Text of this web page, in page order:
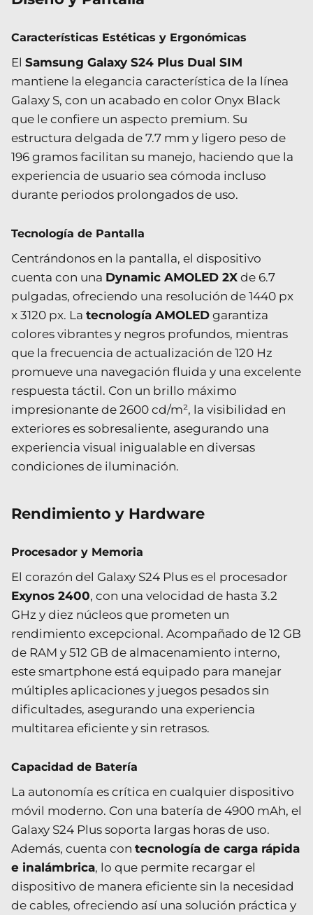
Características Estéticas y Ergonómicas
El Samsung Galaxy S24 Plus Dual SIM
mantiene la elegancia característica de la línea
Galaxy S, con un acabado en color Onyx Black
que le confiere un aspecto premium. Su
estructura delgada de 7.7 mm y ligero peso de
196 gramos facilitan su manejo, haciendo que la
experiencia de usuario sea cómoda incluso
durante periodos prolongados de uso.
Tecnología de Pantalla
Centrándonos en la pantalla, el dispositivo
cuenta con una Dynamic AMOLED 2X de 6.7
pulgadas, ofreciendo una resolución de 1440 px
x 3120 px. La tecnología AMOLED garantiza
colores vibrantes y negros profundos, mientras
que la frecuencia de actualización de 120 Hz
promueve una navegación fluida y una excelente
respuesta táctil. Con un brillo máximo
impresionante de 2600 cd/m², la visibilidad en
exteriores es sobresaliente, asegurando una
experiencia visual inigualable en diversas
condiciones de iluminación.
Rendimiento y Hardware
Procesador y Memoria
El corazón del Galaxy S24 Plus es el procesador
Exynos 2400, con una velocidad de hasta 3.2
GHz y diez núcleos que prometen un
rendimiento excepcional. Acompañado de 12 GB
de RAM y 512 GB de almacenamiento interno,
este smartphone está equipado para manejar
múltiples aplicaciones y juegos pesados sin
dificultades, asegurando una experiencia
multitarea eficiente y sin retrasos.
Capacidad de Batería
La autonomía es crítica en cualquier dispositivo
móvil moderno. Con una batería de 4900 mAh, el
Galaxy S24 Plus soporta largas horas de uso.
Además, cuenta con tecnología de carga rápida
e inalámbrica, lo que permite recargar el
dispositivo de manera eficiente sin la necesidad
de cables, ofreciendo así una solución práctica y